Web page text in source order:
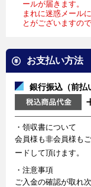
ールが届きます。
まれに迷惑メール
とがございますの
お支払い方法
銀行振込（前払
・領収書について
会員様も非会員様も
ードして頂けます。
・注意事項
ご入金の確認が取れ